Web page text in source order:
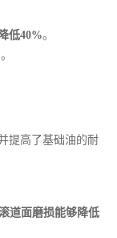
低40%。
。
高了基础油的耐
道面磨损能够降低